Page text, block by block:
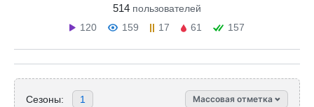
514 пользователей
120
159 17 61 157
Сезоны: 1 Массовая отметка